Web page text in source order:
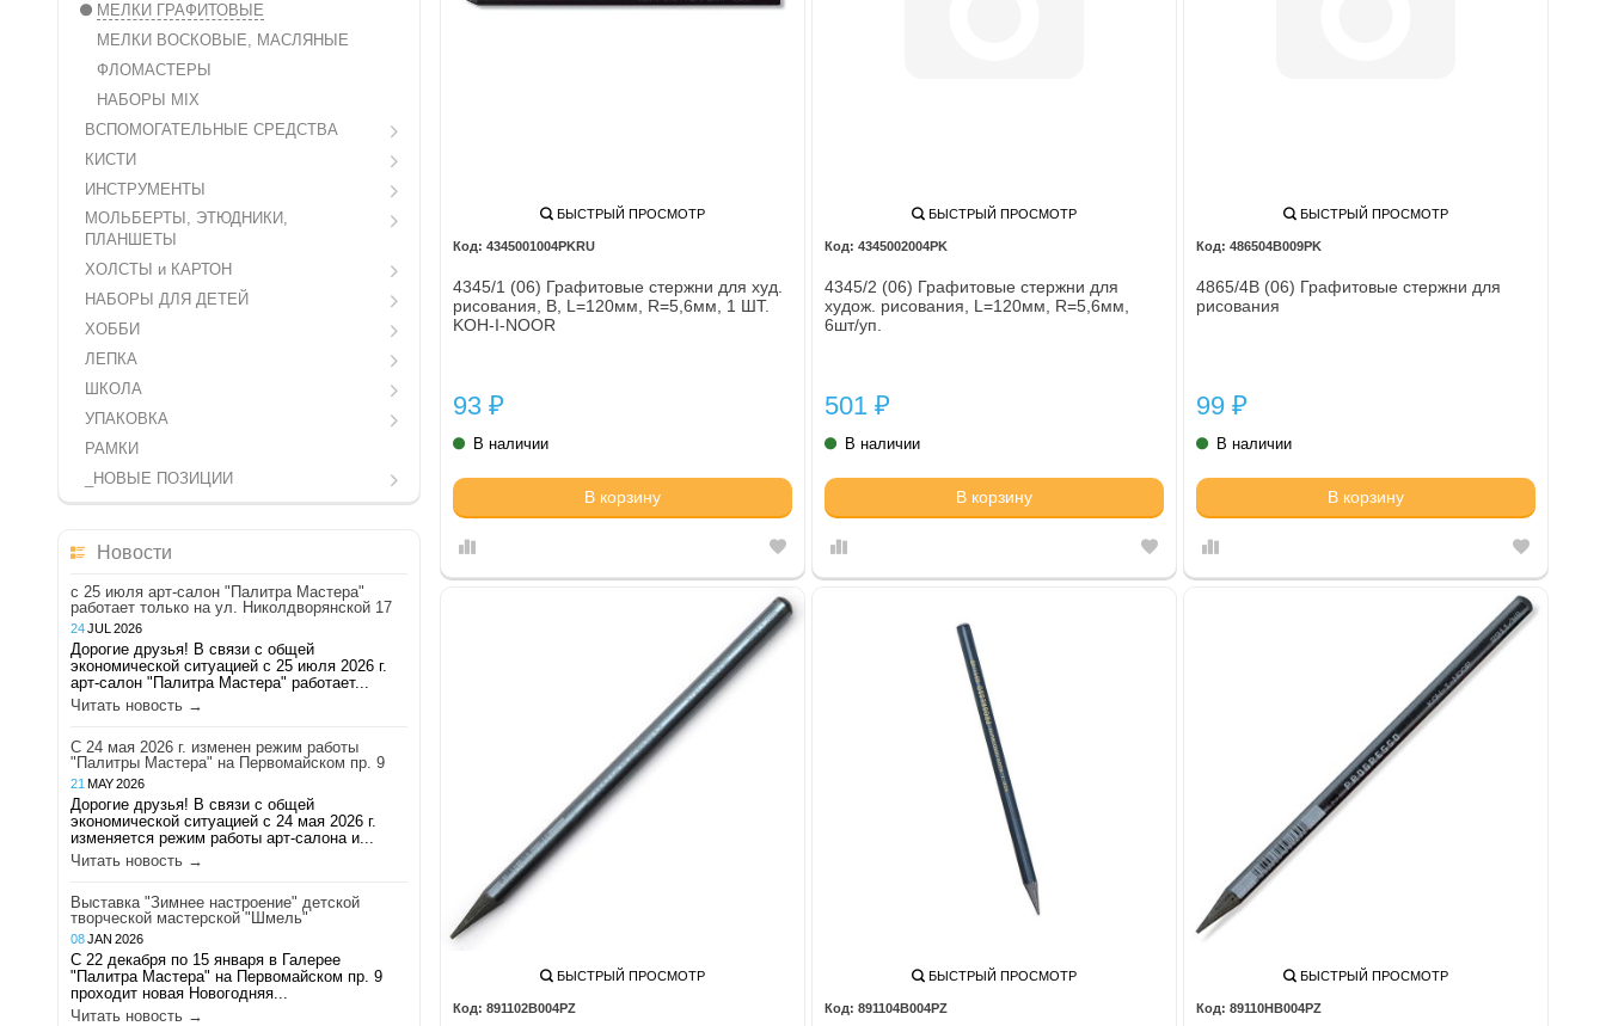
МЕЛКИ ГРАФИТОВЫЕ
МЕЛКИ ВОСКОВЫЕ, МАСЛЯНЫЕ
ФЛОМАСТЕРЫ
НАБОРЫ MIX
ВСПОМОГАТЕЛЬНЫЕ СРЕДСТВА
КИСТИ
ИНСТРУМЕНТЫ
МОЛЬБЕРТЫ, ЭТЮДНИКИ,
ПЛАНШЕТЫ
ХОЛСТЫ и КАРТОН
НАБОРЫ ДЛЯ ДЕТЕЙ
ХОББИ
ЛЕПКА
ШКОЛА
УПАКОВКА
РАМКИ
_НОВЫЕ ПОЗИЦИИ
Новости
с 25 июля арт-салон "Палитра Мастера"
работает только на ул. Николдворянской 17
24JUL 2026
Дорогие друзья! В связи с общей
экономической ситуацией с 25 июля 2026 г.
арт-салон "Палитра Мастера" работает...
Читать новость →
С 24 мая 2026 г. изменен режим работы
"Палитры Мастера" на Первомайском пр. 9
21 MAY2026
Дорогие друзья! В связи с общей
экономической ситуацией с 24 мая 2026 г.
изменяется режим работы арт-салона и...
Читать новость →
Выставка "Зимнее настроение" детской
творческой мастерской "Шмель"
08JAN 2026
С 22 декабря по 15 января в Галерее
"Палитра Мастера" на Первомайском пр. 9
проходит новая Новогодняя...
Читать новость →
БЫСТРЫЙ ПРОСМОТР
4345001004PKRU
4345/1 (06) Графитовые стержни для худ.
рисования, B, L=120мм, R=5,6мм, 1 ШТ.
KOH-I-NOOR
93 ₽
В наличии
В корзину
БЫСТРЫЙ ПРОСМОТР
4345002004PK
4345/2 (06) Графитовые стержни для
худож. рисования, L=120мм, R=5,6мм,
6шт/уп.
501 ₽
В наличии
В корзину
БЫСТРЫЙ ПРОСМОТР
486504В009PK
4865/4В (06) Графитовые стержни для
рисования
99 ₽
В наличии
В корзину
БЫСТРЫЙ ПРОСМОТР
891102B004PZ
БЫСТРЫЙ ПРОСМОТР
891104B004PZ
БЫСТРЫЙ ПРОСМОТР
89110HB004PZ